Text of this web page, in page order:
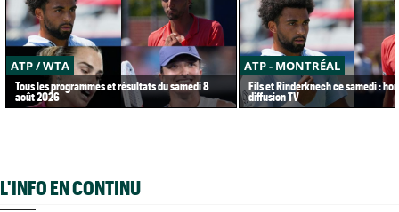
ATP / WTA
Tous les programmes et résultats du samedi 8
août 2026
ATP - MONTRÉAL
Fils et Rinderknech ce samedi :
diffusion TV
L'INFO EN CONTINU